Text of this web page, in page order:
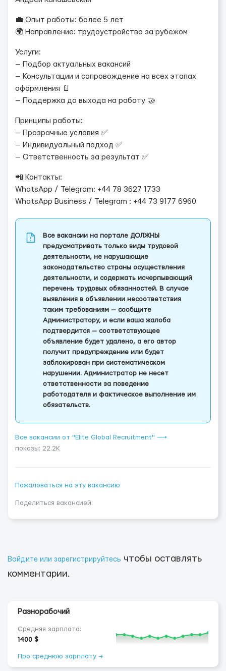
💼 Опыт работы: более 5 лет
🌍 Направление: трудоустройство за рубежом
Услуги:
— Подбор актуальных вакансий
— Консультации и сопровождение на всех этапах
оформления 📄
— Поддержка до выхода на работу 🤝
Принципы работы:
— Прозрачные условия ✅
— Индивидуальный подход ✅
— Ответственность за результат ✅
📲 Контакты:
WhatsApp / Telegram: +44 78 3627 1733
WhatsApp Business / Telegram : +44 73 9177 6960
Все вакансии на портале ДОЛЖНЫ
предусматривать только виды трудовой
деятельности, не нарушающие
законодательство страны осуществления
деятельности, и содержать исчерпывающий
перечень трудовых обязанностей. В случае
выявления в объявлении несоответствия
таким требованиям — сообщите
Администратору, и если ваша жалоба
подтвердится — соответствующее
объявление будет удалено, а его автор
получит предупреждение или будет
заблокирован при систематическом
нарушении. Администратор не несет
ответственности за поведение
работодателя и фактическое выполнение им
обязательств.
Все вакансии от "Elite Global Recruitment" ⟶
показы: 22.2K
Пожаловаться на эту вакансию
Поделиться вакансией:
Войдите или зарегистрируйтесь чтобы оставлять
комментарии.
Разнорабочий
Средняя зарплата:
1400 $
Про среднюю зарплату →